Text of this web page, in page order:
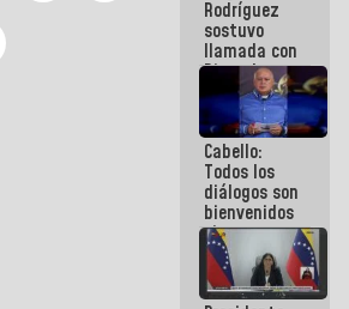
Rodríguez
sostuvo
llamada con
Dinorah
Figuera y
acuerdan
primer
encuentro
presencial
para el
diálogo
Cabello:
Todos los
diálogos son
bienvenidos
siempre que
estén en el
marco de la
Constitución